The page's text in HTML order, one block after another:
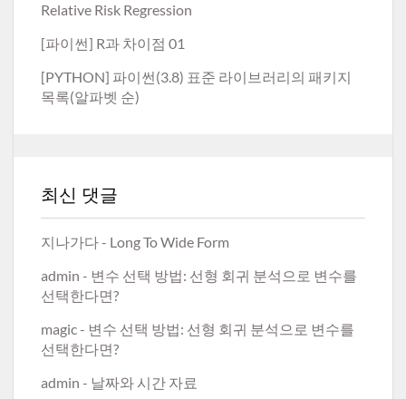
Relative Risk Regression
[파이썬] R과 차이점 01
[PYTHON] 파이썬(3.8) 표준 라이브러리의 패키지
목록(알파벳 순)
최신 댓글
지나가다- Long To Wide Form
admin - 변수 선택 방법: 선형 회귀 분석으로 변수를
선택한다면?
magic- 변수 선택 방법: 선형 회귀 분석으로 변수를
선택한다면?
admin - 날짜와 시간 자료